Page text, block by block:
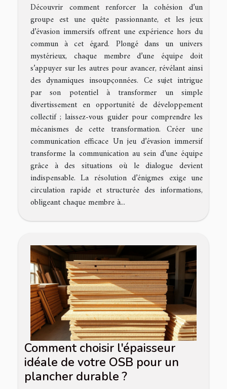
Découvrir comment renforcer la cohésion d’un
groupe est une quête passionnante, et les jeux
d’évasion immersifs offrent une expérience hors du
commun à cet égard. Plongé dans un univers
mystérieux, chaque membre d’une équipe doit
s’appuyer sur les autres pour avancer, révélant ainsi
des dynamiques insoupçonnées. Ce sujet intrigue
par son potentiel à transformer un simple
divertissement en opportunité de développement
collectif ; laissez-vous guider pour comprendre les
mécanismes de cette transformation. Créer une
communication efficace Un jeu d’évasion immersif
transforme la communication au sein d’une équipe
grâce à des situations où le dialogue devient
indispensable. La résolution d’énigmes exige une
circulation rapide et structurée des informations,
obligeant chaque membre à...
Comment choisir l'épaisseur
idéale de votre OSB pour un
plancher durable ?